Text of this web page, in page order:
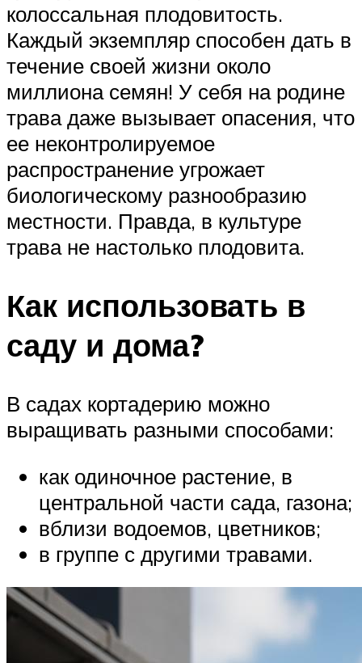
колоссальная плодовитость.
Каждый экземпляр способен дать в
течение своей жизни около
миллиона семян! У себя на родине
трава даже вызывает опасения, что
ее неконтролируемое
распространение угрожает
биологическому разнообразию
местности. Правда, в культуре
трава не настолько плодовита.
Как использовать в
саду и дома?
В садах кортадерию можно
выращивать разными способами:
как одиночное растение, в
центральной части сада, газона;
вблизи водоемов, цветников;
в группе с другими травами.